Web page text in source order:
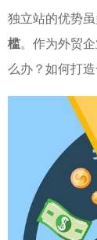
独立站的优势
槛。作为外贸
么办？如何打